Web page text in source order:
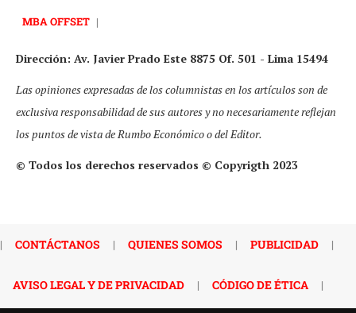
MBA OFFSET |
Dirección: Av. Javier Prado Este 8875 Of. 501 - Lima 15494
Las opiniones expresadas de los columnistas en los artículos son de
exclusiva responsabilidad de sus autores y no necesariamente reflejan
los puntos de vista de Rumbo Económico o del Editor.
© Todos los derechos reservados © Copyrigth 2023
| CONTÁCTANOS | QUIENES SOMOS | PUBLICIDAD |
AVISO LEGAL Y DE PRIVACIDAD | CÓDIGO DE ÉTICA |